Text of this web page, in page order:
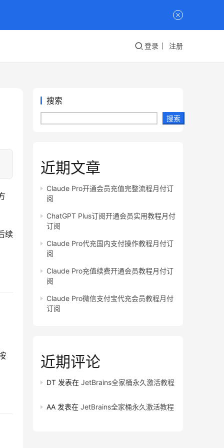
登录 注册
续
搜索
搜索
近期文章
Claude Pro开通会员充值完整流程月付订
阅
ChatGPT Plus订阅开通会员实用教程月付
订阅
Claude Pro代充国内支付操作教程月付订
阅
Claude Pro充值续费开通会员教程月付订
阅
Claude Pro微信支付宝代充会员教程月付
订阅
近期评论
DT 发表在 JetBrains全家桶永久激活教程
AA 发表在 JetBrains全家桶永久激活教程